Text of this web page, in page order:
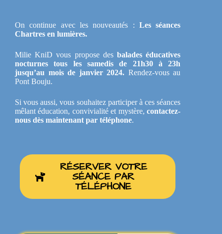
On continue avec les nouveautés : Les séances
Chartres en lumières.
Milie KniD vous propose desbalades éducatives
nocturnes tous les samedis de 21h30 à 23h
jusqu’au mois de janvier 2024. Rendez-vous au
Pont Bouju.
Si vous aussi, vous souhaitez participer à ces séances
mêlant éducation, convivialité et mystère, contactez-
nous dès maintenant par téléphone.
RÉSERVER VOTRE
SÉANCE PAR
TÉLÉPHONE